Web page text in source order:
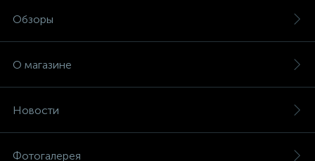
Обзоры
О магазине
Новости
Фотогалерея